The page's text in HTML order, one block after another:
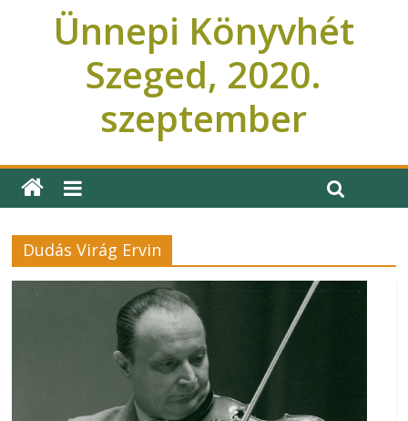
Ünnepi Könyvhét
Szeged, 2020.
szeptember
Dudás Virág Ervin